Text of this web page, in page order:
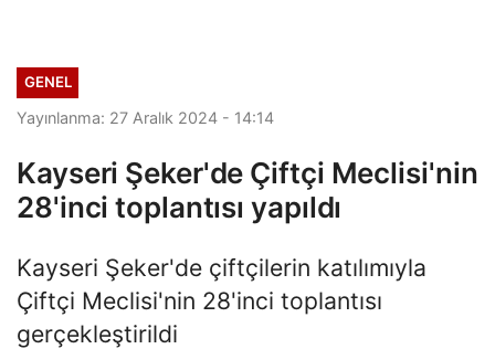
GENEL
Yayınlanma: 27 Aralık 2024 - 14:14
Kayseri Şeker'de Çiftçi Meclisi'nin
28'inci toplantısı yapıldı
Kayseri Şeker'de çiftçilerin katılımıyla
Çiftçi Meclisi'nin 28'inci toplantısı
gerçekleştirildi